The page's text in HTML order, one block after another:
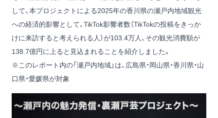
して、本プロジェクトによる2025年の香川県の瀬戸内地域観光
への経済的影響として、TikTok影響者数（TikTokの投稿をきっか
けに来訪すると考えられる人）が103.4万人、その観光消費額が
138.7億円に上ると見込まれることを紹介しました。
※このレポート内の「瀬戸内地域」は、広島県・岡山県・香川県・山
口県・愛媛県が対象